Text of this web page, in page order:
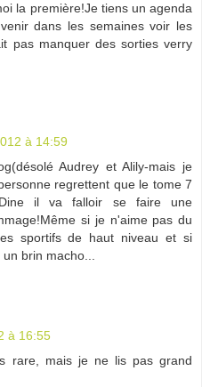
la première!Je tiens un agenda
dans les semaines voir les
pas manquer des sorties verry
à 14:59
Audrey et Alily-mais je
regrettent que le tome 7
il va falloir se faire une
si je n'aime pas du
sportifs de haut niveau et si
brin macho...
à 16:55
rare, mais je ne lis pas grand